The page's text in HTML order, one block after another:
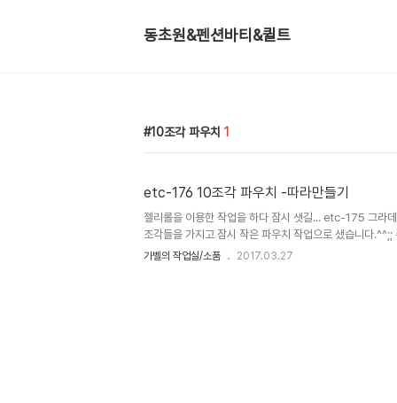
동초원&펜션바티&퀼트
10조각 파우치 1
etc-176 10조각 파우치 -따라만들기
젤리롤을 이용한 작업을 하다 잠시 샛길... etc-175 그라
조각들을 가지고 잠시 작은 파우치 작업으로 샜습니다.^^;;
른 보나에게 이주전에 전해진 선물입니다.^^ 젤리롤 폭을
가벨의 작업실/소품 2017.03.27